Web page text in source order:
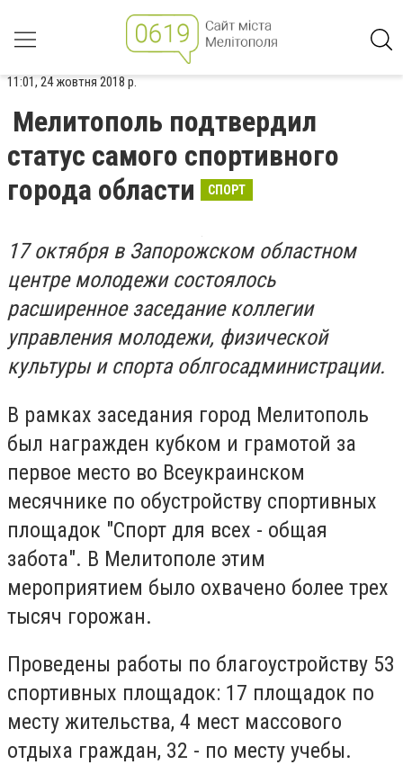
11:01, 24 жовтня 2018 р.
Мелитополь подтвердил
статус самого спортивного
города области
СПОРТ
17 октября в Запорожском областном
центре молодежи состоялось
расширенное заседание коллегии
управления молодежи, физической
культуры и спорта облгосадминистрации.
В рамках заседания город Мелитополь
был награжден кубком и грамотой за
первое место во Всеукраинском
месячнике по обустройству спортивных
площадок "Спорт для всех - общая
забота". В Мелитополе этим
мероприятием было охвачено более трех
тысяч горожан.
Проведены работы по благоустройству 53
спортивных площадок: 17 площадок по
месту жительства, 4 мест массового
отдыха граждан, 32 - по месту учебы.